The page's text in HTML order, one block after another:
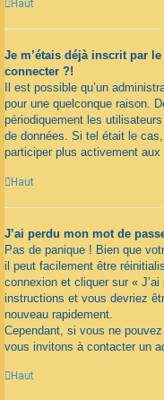
Haut
Je m’étais déjà inscrit par
connecter ?!
Il est possible qu’un
pour une quelconque raison.
périodiquement les
de données. Si tel était le
participer plus activement aux
Haut
J’ai perdu mon mot de
Pas de panique ! Bien que
il peut facilement être
connexion et cliquer sur «
instructions et vous devriez
nouveau rapidement.
Cependant, si vous ne
vous invitons à contacter un
Haut